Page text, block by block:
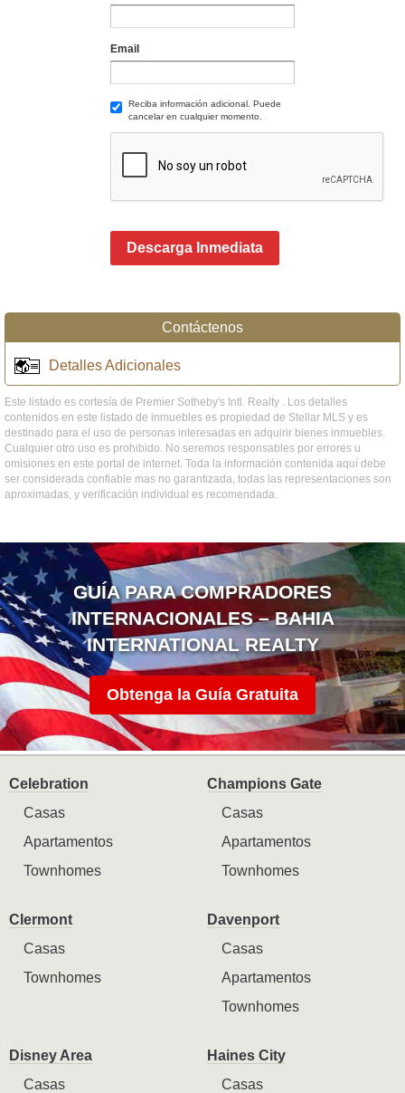
Email
Reciba información adicional. Puede
cancelar en cualquier momento.
Descarga Inmediata
Contáctenos
Detalles Adicionales
Este listado es cortesía de Premier Sotheby's Intl. Realty . Los detalles
contenidos en este listado de inmuebles es propiedad de Stellar MLS y es
destinado para el uso de personas interesadas en adquirir bienes inmuebles.
Cualquier otro uso es prohibido. No seremos responsables por errores u
omisiones en este portal de internet. Toda la información contenida aquí debe
ser considerada confiable mas no garantizada, todas las representaciones son
aproximadas, y verificación individual es recomendada.
GUÍA PARA COMPRADORES
INTERNACIONALES – BAHIA
INTERNATIONAL REALTY
Obtenga la Guía Gratuita
Celebration
Casas
Apartamentos
Townhomes
Champions Gate
Casas
Apartamentos
Townhomes
Clermont
Casas
Townhomes
Davenport
Casas
Apartamentos
Townhomes
Disney Area
Casas
Haines City
Casas